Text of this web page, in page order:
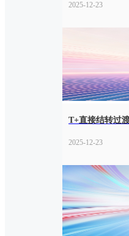
2025-12-23
T+直接结转过
2025-12-23